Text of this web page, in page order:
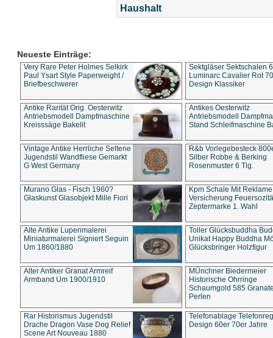
Haushalt
Neueste Einträge:
Very Rare Peter Holmes Selkirk
Paul Ysart Style Paperweight /
Briefbeschwerer
Sektgläser Sektschalen
Luminarc Cavalier Rot
Design Klassiker
Antike Rarität Orig. Oesterwitz
Antriebsmodell Dampfmaschine
Kreisssäge Bakelit
Antikes Oesterwitz
Antriebsmodell
Stand Schleifmaschine
Vintage Antike Herrliche Seltene
Jugendstil Wandfliese Gemarkt
G West Germany
R&b Vorlegebesteck
Silber Robbe & Berking
Rosenmuster 6 Tlg.
Murano Glas - Fisch 1960?
Glaskunst Glasobjekt Mille Fiori
Kpm Schale Mit Reklame
Versicherung
Zeptermarke 1. Wahl
Alte Antike Lupenmalerei
Miniaturmalerei Signiert Seguin
Um 1860/1880
Toller Glücksbuddha
Unikat Happy Buddha
Glücksbringer Holzfigur
Alter Antiker Granat Armreif
Armband Um 1900/1910
MÜnchner Biedermeier
Historische Ohrringe
Schaumgold 585
Perlen
Rar Historismus Jugendstil
Drache Dragon Vase Dog Relief
Scene Art Nouveau 1880
Telefonablage
Design 60er 70er Jahre